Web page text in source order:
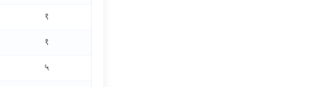
१
१
५